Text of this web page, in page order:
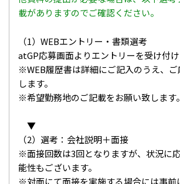
載がありますのでご確認ください。
（1）WEBエントリー・書類選考
atGP応募画面よりエントリーを受け付け
※WEB履歴書は詳細にご記入のうえ、
します。
※希望勤務地のご記載をお願い致します。
▼
（2）選考：会社説明＋面接
※面接回数は3回となりますが、状況に
能性もございます。
※対面にて面接を実施する場合には事前